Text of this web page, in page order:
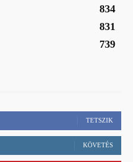
834
831
739
TETSZIK
KÖVETÉS